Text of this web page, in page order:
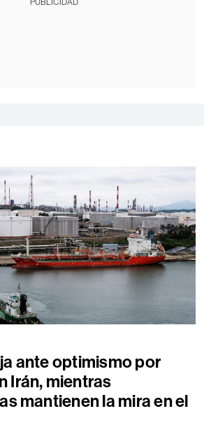
PUBLICIDAD
ante optimismo por
Irán, mientras
mantienen la mira en el